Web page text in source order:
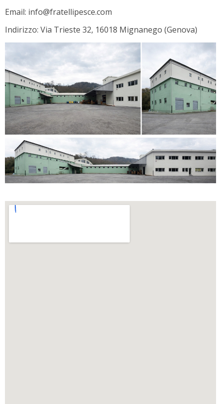
Email: info@fratellipesce.com
Indirizzo: Via Trieste 32, 16018 Mignanego (Genova)